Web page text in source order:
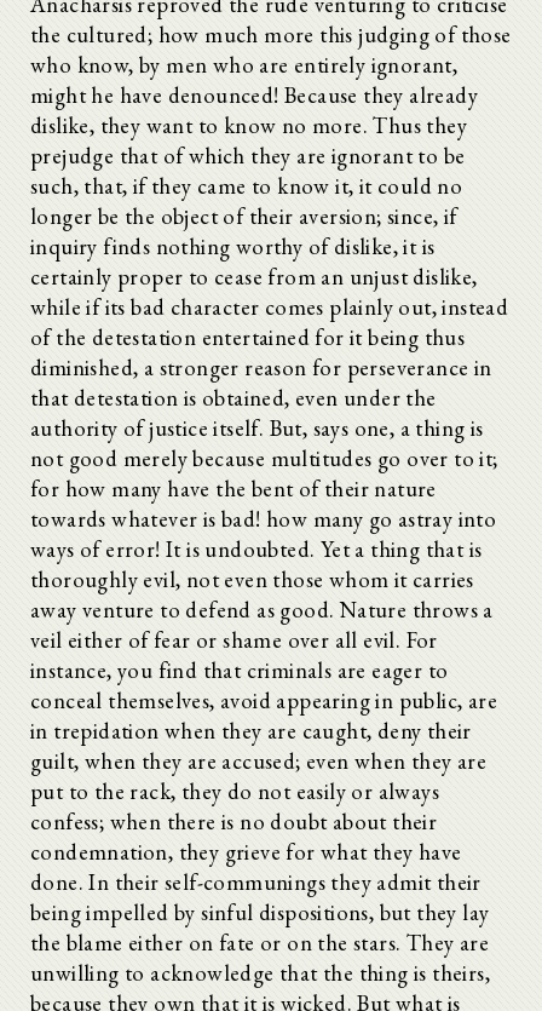
the cultured; how much more this judging of those
who know, by men who are entirely ignorant,
might he have denounced! Because they already
dislike, they want to know no more. Thus they
prejudge that of which they are ignorant to be
such, that, if they came to know it, it could no
longer be the object of their aversion; since, if
inquiry finds nothing worthy of dislike, it is
certainly proper to cease from an unjust dislike,
while if its bad character comes plainly out, instead
of the detestation entertained for it being thus
diminished, a stronger reason for perseverance in
that detestation is obtained, even under the
authority of justice itself. But, says one, a thing is
not good merely because multitudes go over to it;
for how many have the bent of their nature
towards whatever is bad! how many go astray into
ways of error! It is undoubted. Yet a thing that is
thoroughly evil, not even those whom it carries
away venture to defend as good. Nature throws a
veil either of fear or shame over all evil. For
instance, you find that criminals are eager to
conceal themselves, avoid appearing in public, are
in trepidation when they are caught, deny their
guilt, when they are accused; even when they are
put to the rack, they do not easily or always
confess; when there is no doubt about their
condemnation, they grieve for what they have
done. In their self-communings they admit their
being impelled by sinful dispositions, but they lay
the blame either on fate or on the stars. They are
unwilling to acknowledge that the thing is theirs,
because they own that it is wicked. But what is